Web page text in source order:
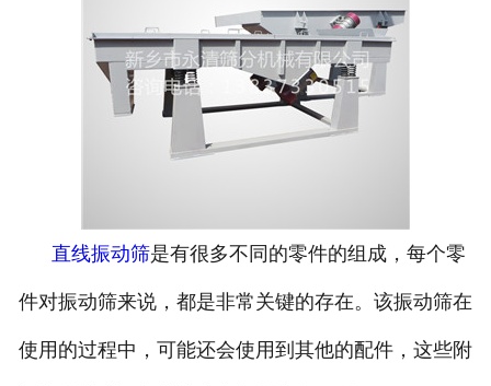
服务准则
视频中心
联系我们
直线振动筛是有很多不同的零件的组成，每个零
件对振动筛来说，都是非常关键的存在。该振动筛在
使用的过程中，可能还会使用到其他的配件，这些附